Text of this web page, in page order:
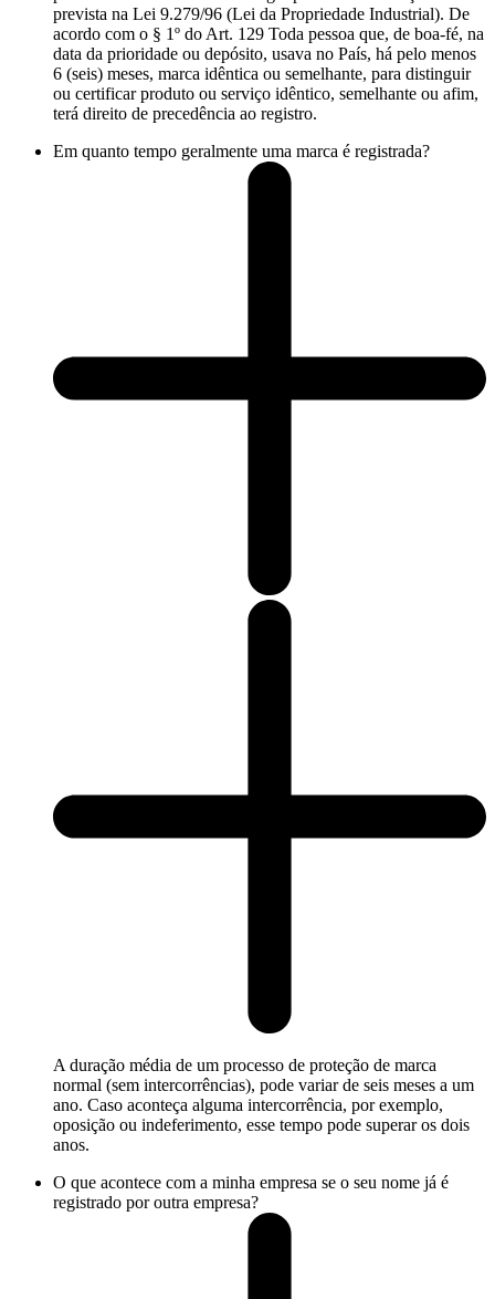
prevista na Lei 9.279/96 (Lei da Propriedade Industrial). De
acordo com o § 1º do Art. 129 Toda pessoa que, de boa-fé, na
data da prioridade ou depósito, usava no País, há pelo menos
6 (seis) meses, marca idêntica ou semelhante, para distinguir
ou certificar produto ou serviço idêntico, semelhante ou afim,
terá direito de precedência ao registro.
Em quanto tempo geralmente uma marca é registrada?
A duração média de um processo de proteção de marca
normal (sem intercorrências), pode variar de seis meses a um
ano. Caso aconteça alguma intercorrência, por exemplo,
oposição ou indeferimento, esse tempo pode superar os dois
anos.
O que acontece com a minha empresa se o seu nome já é
registrado por outra empresa?